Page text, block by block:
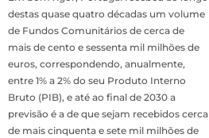
destas quase quatro décadas um volume
de Fundos Comunitários de cerca de
mais de cento e sessenta mil milhões de
euros, correspondendo, anualmente,
entre 1% a 2% do seu Produto Interno
Bruto (PIB), e até ao final de 2030 a
previsão é a de que sejam recebidos cerca
de mais cinquenta e sete mil milhões de